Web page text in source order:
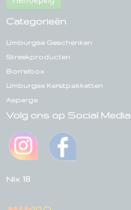
Categorieën
Limburgse Geschenken
Streekproducten
Borrelbox
Limburgse Kerstpakketten
Asperge
Volg ons op Social Media
Nix 18